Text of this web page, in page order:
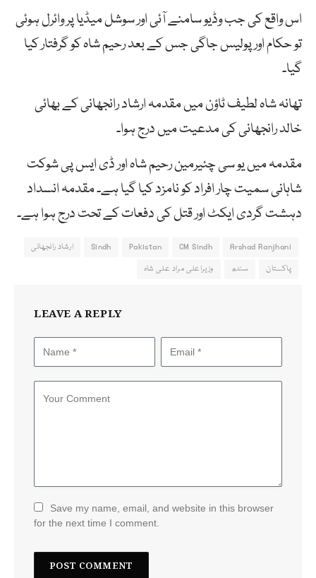
اس واقع کی جب وڈیو سامنے آئی اور سوشل میڈیا پر وائرل ہوئی
تو حکام اور پولیس جاگی جس کے بعد رحیم شاہ کو گرفتار کیا
گیا۔
تھانہ شاہ لطیف ٹاؤن میں مقدمہ ارشاد رانجھانی کے بھائی
خالد رانجھانی کی مدعیت میں درج ہوا۔
مقدمہ میں یو سی چئیرمین رحیم شاہ اور ڈی ایس پی شوکت
شاہانی سمیت چار افراد کو نامزد کیا گیا ہے۔ مقدمہ انسداد
دہشت گردی ایکٹ اور قتل کی دفعات کے تحت درج ہوا ہے۔
Arshad Ranjhani
CM Sindh
Pakistan
Sindh
ارشاد رانجھانی
پاکستان
سندھ وزیراعلی مراد علی شاہ
LEAVE A REPLY
Save my name, email, and website in this browser
for the next time I comment.